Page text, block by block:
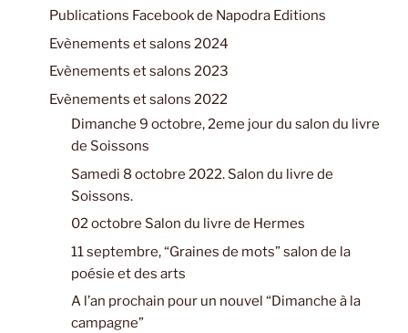
Publications Facebook de Napodra Editions
Evènements et salons 2024
Evènements et salons 2023
Evènements et salons 2022
Dimanche 9 octobre, 2eme jour du salon du livre
de Soissons
Samedi 8 octobre 2022. Salon du livre de
Soissons.
02 octobre Salon du livre de Hermes
11 septembre, “Graines de mots” salon de la
poésie et des arts
A l’an prochain pour un nouvel “Dimanche à la
campagne”